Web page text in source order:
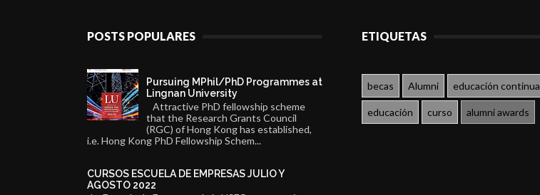
POSTS POPULARES
Pursuing MPhil/PhD Programmes at
Lingnan University
Attractive PhD fellowship scheme
that the Research Grants Council
(RGC) of Hong Kong has established,
i.e. Hong Kong PhD Fellowship Schem...
CURSOS ESCUELA DE EMPRESAS JULIO Y
AGOSTO 2022
ETIQUETAS
becas Alumni educación continua
educación curso alumni awards